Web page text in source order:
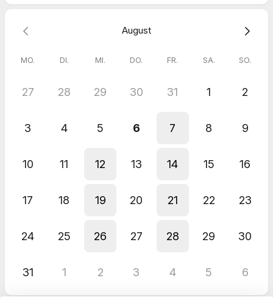
Die Bezahlung erfolgt direkt bei der online Buchung. Die
zugesandt. Bitte beachte: bei Absagen ab 24 Stunden vor dem
August
MO. DI. MI. DO. FR. SA. SO.
27 28 29 30 31 1 2
3 4 5 6 7 8 9
10 11 12 13 14 15 16
17 18 19 20 21 22 23
24 25 26 27 28 29 30
31 1 2 3 4 5 6